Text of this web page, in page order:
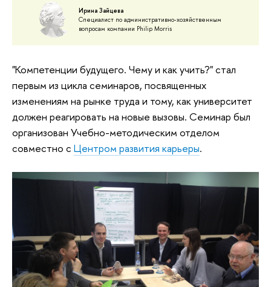
Ирина Зайцева
Специалист по административно-хозяйственным
вопросам компании Philip Morris
"Компетенции будущего. Чему и как учить?" стал
первым из цикла семинаров, посвященных
изменениям на рынке труда и тому, как университет
должен реагировать на новые вызовы. Семинар был
организован Учебно-методическим отделом
совместно с Центром развития карьеры.